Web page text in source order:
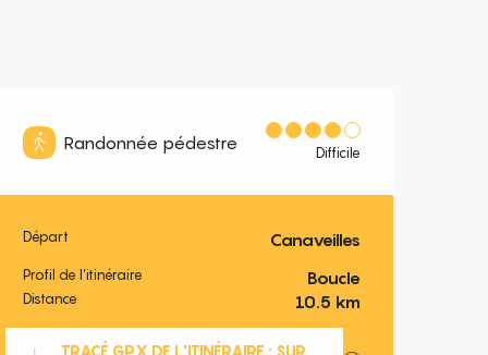
Randonnée pédestre Difficile
Informations pratiques
Départ Canaveilles
Profil de l’itinéraire Boucle
Distance 10.5 km
Documentation
TRACÉ GPX DE L'ITINÉRAIRE : SUR